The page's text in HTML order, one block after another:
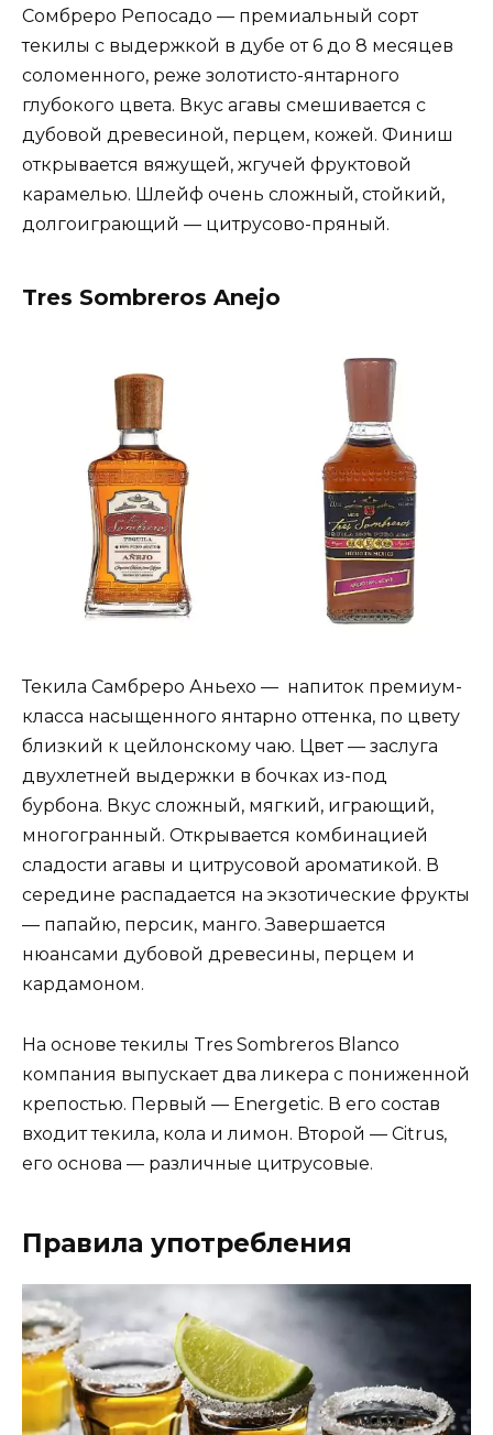
Сомбреро Репосадо — премиальный сорт
текилы с выдержкой в дубе от 6 до 8 месяцев
соломенного, реже золотисто-янтарного
глубокого цвета. Вкус агавы смешивается с
дубовой древесиной, перцем, кожей. Финиш
открывается вяжущей, жгучей фруктовой
карамелью. Шлейф очень сложный, стойкий,
долгоиграющий — цитрусово-пряный.
Tres Sombreros Anejo
Текила Самбреро Аньехо — напиток премиум-
класса насыщенного янтарно оттенка, по цвету
близкий к цейлонскому чаю. Цвет — заслуга
двухлетней выдержки в бочках из-под
бурбона. Вкус сложный, мягкий, играющий,
многогранный. Открывается комбинацией
сладости агавы и цитрусовой ароматикой. В
середине распадается на экзотические фрукты
— папайю, персик, манго. Завершается
нюансами дубовой древесины, перцем и
кардамоном.
На основе текилы Tres Sombreros Blanco
компания выпускает два ликера с пониженной
крепостью. Первый — Energetic. В его состав
входит текила, кола и лимон. Второй — Citrus,
его основа — различные цитрусовые.
Правила употребления